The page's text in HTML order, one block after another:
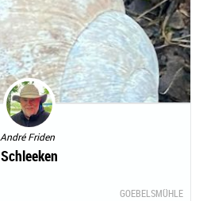
André Friden
Schleeken
GOEBELSMÜHLE